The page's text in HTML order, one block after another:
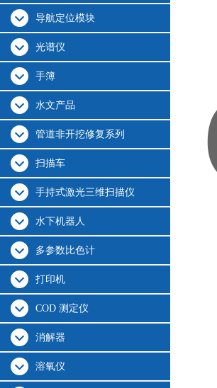
导航定位模块
光谱仪
手簿
水文产品
管道非开挖修复系列
扫描车
手持式激光三维扫描仪
水下机器人
多参数比色计
打印机
COD 测定仪
消解器
溶氧仪